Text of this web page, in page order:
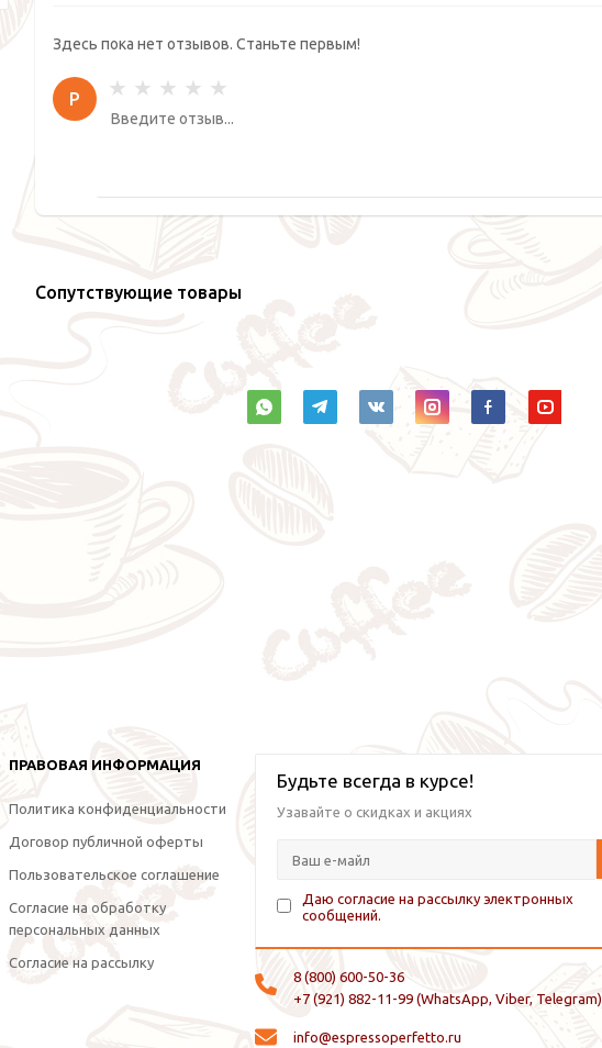
Здесь пока нет отзывов. Станьте первым!
Р
Сопутствующие товары
ПРАВОВАЯ ИНФОРМАЦИЯ
Политика конфиденциальности
Договор публичной оферты
Пользовательское соглашение
Согласие на обработку
персональных данных
Согласие на рассылку
Будьте всегда в курсе!
Узавайте о скидках и акциях
Даю согласие на рассылку электронных
сообщений.
8 (800) 600-50-36
+7 (921) 882-11-99 (WhatsApp, Viber, Telegram)
info@espressoperfetto.ru